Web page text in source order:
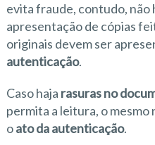
evita fraude, contudo, não
apresentação de cópias
originais devem ser
autenticação.
Caso haja rasuras no
permita a leitura, o
oato da autenticação.